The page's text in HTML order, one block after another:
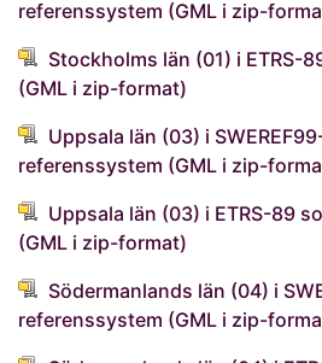
referenssystem (GML i zip-
Stockholms län (01) i ETRS-
(GML i zip-format)
Uppsala län (03) i
referenssystem (GML i zip-
Uppsala län (03) i ETRS-89
(GML i zip-format)
Södermanlands län (04) i
referenssystem (GML i zip-